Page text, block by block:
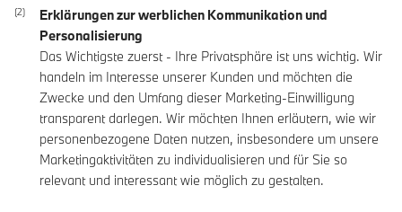
Erklärungen zur werblichen Kommunikation und
Personalisierung
Das Wichtigste zuerst - Ihre Privatsphäre ist uns wichtig. Wir
handeln im Interesse unserer Kunden und möchten die
Zwecke und den Umfang dieser Marketing-Einwilligung
transparent darlegen. Wir möchten Ihnen erläutern, wie wir
personenbezogene Daten nutzen, insbesondere um unsere
Marketingaktivitäten zu individualisieren und für Sie so
relevant und interessant wie möglich zu gestalten.